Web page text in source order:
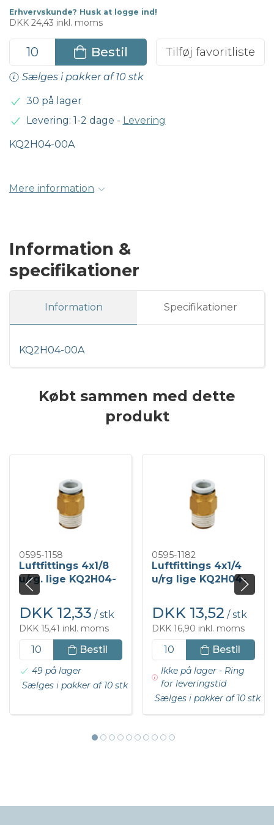
Erhvervskunde? Husk at logge ind!
DKK 24,43 inkl. moms
Bestil
Sælges i pakker af 10 stk
Tilføj favoritliste
30 på lager
Levering: 1-2 dage - Levering
KQ2H04-00A
Mere information
Information &
specifikationer
Information Specifikationer
KQ2H04-00A
Købt sammen med dette
produkt
0595-1158
Luftfittings 4x1/8
u/rg. lige KQ2H04-
01N
DKK 12,33 / stk
DKK 15,41 inkl. moms
Bestil
49 på lager
Sælges i pakker af 10 stk
0595-1182
Luftfittings 4x1/4
u/rg lige KQ2H04-
DKK 13,52 / stk
DKK 16,90 inkl. moms
Bestil
Ikke på lager - Ring
for leveringstid
Sælges i pakker af 10 stk